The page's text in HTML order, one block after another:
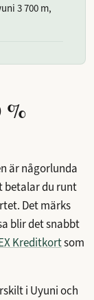
3 700 m,
%
är någorlunda
betalar du runt
Det märks
blir det snabbt
Kreditkortsom
i Uyuni och